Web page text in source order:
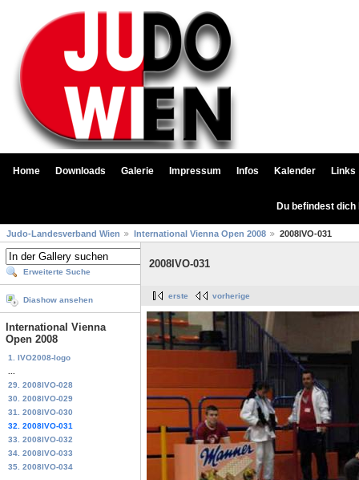
Home Downloads Galerie Impressum Infos Kalender Links
Du befindest
Judo-Landesverband Wien International Vienna Open 2008 2008IVO-031
Erweiterte Suche
Diashow ansehen
International Vienna
Open 2008
1. IVO2008-logo
29. 2008IVO-028
30. 2008IVO-029
31. 2008IVO-030
32. 2008IVO-031
33. 2008IVO-032
34. 2008IVO-033
35. 2008IVO-034
2008IVO-031
erste vorherige